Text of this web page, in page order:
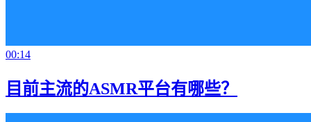
00:14
目前主流的ASMR平台有哪些？